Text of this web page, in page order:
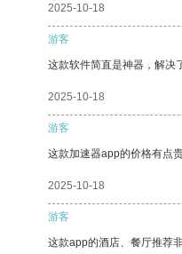
2025-10-18
游客
这款软件简直是神器，解决
2025-10-18
游客
这款加速器app的价格有点
2025-10-18
游客
这款app的酒店、餐厅推荐